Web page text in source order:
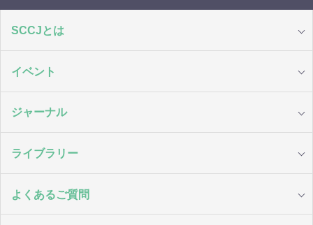
SCCJとは
イベント
ジャーナル
ライブラリー
よくあるご質問